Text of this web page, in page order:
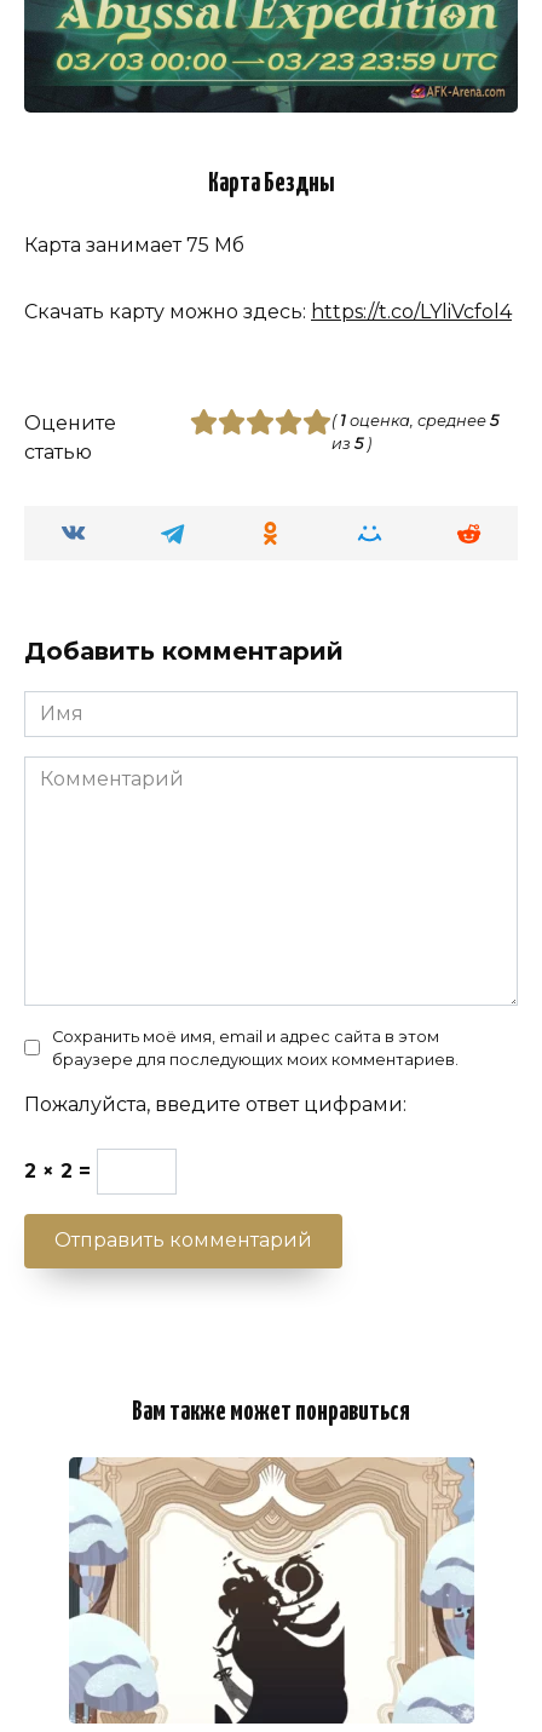
Карта Бездны
Карта занимает 75 Мб
Скачать карту можно здесь: https://t.co/LYliVcfol4
Оцените
статью
( 1оценка, среднее 5
из 5)
Добавить комментарий
Имя
Комментарий
Сохранить моё имя, email и адрес сайта в этом
браузере для последующих моих комментариев.
Пожалуйста, введите ответ цифрами:
2 × 2 =
Вам также может понравиться